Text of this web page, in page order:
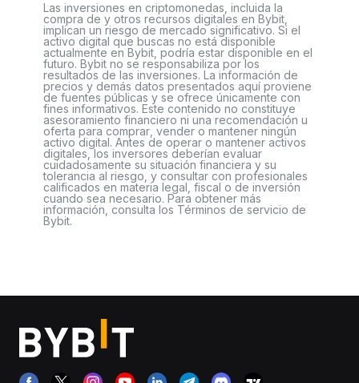
Las inversiones en criptomonedas, incluida la
compra de y otros recursos digitales en Bybit,
implican un riesgo de mercado significativo. Si el
activo digital que buscas no está disponible
actualmente en Bybit, podría estar disponible en el
futuro. Bybit no se responsabiliza por los
resultados de las inversiones. La información de
precios y demás datos presentados aquí proviene
de fuentes públicas y se ofrece únicamente con
fines informativos. Este contenido no constituye
asesoramiento financiero ni una recomendación u
oferta para comprar, vender o mantener ningún
activo digital. Antes de operar o mantener activos
digitales, los inversores deberían evaluar
cuidadosamente su situación financiera y su
tolerancia al riesgo, y consultar con profesionales
calificados en materia legal, fiscal o de inversión
cuando sea necesario. Para obtener más
información, consulta los Términos de servicio de
Bybit.